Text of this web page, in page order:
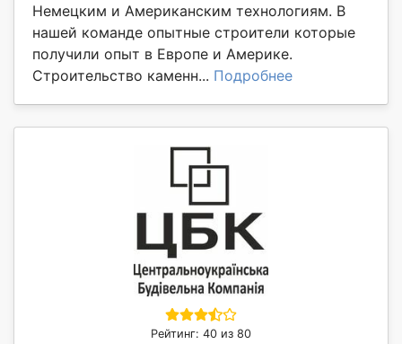
Немецким и Американским технологиям. В
нашей команде опытные строители которые
получили опыт в Европе и Америке.
Строительство каменн... Подробнее
Рейтинг: 40 из 80